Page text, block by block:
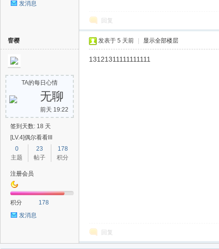
发消息
回复
窨樱
TA的每日心情
无聊
前天 19:22
签到天数: 18 天
[LV.4]偶尔看看III
0
主题
23
帖子
178
积分
注册会员
积分
178
发消息
发表于 5 天前 显示全部楼层
13121311111111111
回复